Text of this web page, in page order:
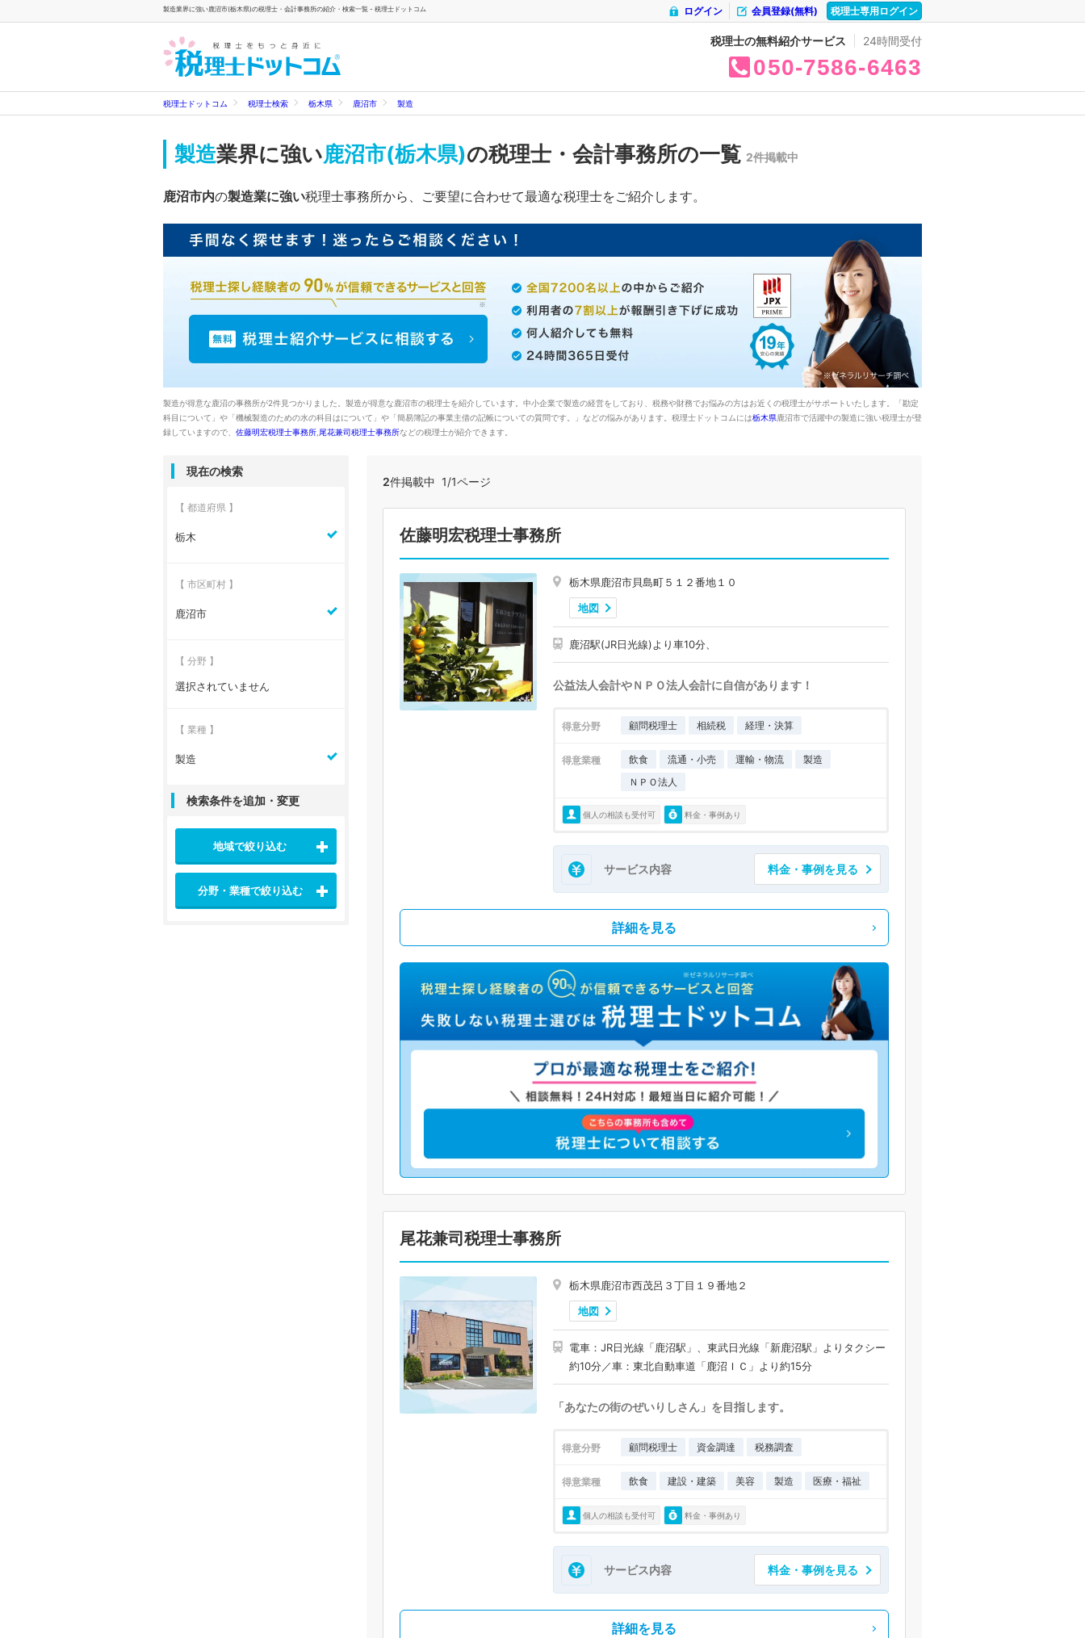
製造業界に強い鹿沼市(栃木県)の税理士・会計事務所の紹介・検索一覧 - 税理士ドットコム 税理士専用ログイン
会員登録(無料)
ログイン
税理士の無料紹介サービス 24時間受付
050 7586 6463
税理士ドットコム 税理士検索 栃木県 鹿沼市 製造
製造業界に強い鹿沼市(栃木県)の税理士・会計事務所の一覧 2件掲載中
鹿沼市内の製造業に強い税理士事務所から、ご要望に合わせて最適な税理士をご紹介します。
製造が得意な鹿沼の事務所が2件見つかりました。製造が得意な鹿沼市の税理士を紹介しています。中小企業で製造の経営をしており、税務や財務でお悩みの方はお近くの税理士がサポートいたします。「勘定
科目について」や「機械製造のための水の科目はについて」や「簡易簿記の事業主借の記帳についての質問です。」などの悩みがあります。税理士ドットコムには栃木県鹿沼市で活躍中の製造に強い税理士が登
録していますので、 佐藤明宏税理士事務所 尾花兼司税理士事務所などの税理士が紹介できます。
2件掲載中 1/1ページ
佐藤明宏税理士事務所
栃木県鹿沼市貝島町５１２番地１０
地図
鹿沼駅(JR日光線)より車10分、
公益法人会計やＮＰＯ法人会計に自信があります！
得意分野 顧問税理士 相続税 経理・決算
得意業種 飲食 流通・小売 運輸・物流
製造
ＮＰＯ法人
個人の相談も受付可 料金・事例あり
サービス内容 料金・事例を見る
詳細を見る
尾花兼司税理士事務所
栃木県鹿沼市西茂呂３丁目１９番地２
地図
電車：JR日光線「鹿沼駅」、東武日光線「新鹿沼駅」よりタクシー
約10分／車：東北自動車道「鹿沼ＩＣ」より約15分
「あなたの街のぜいりしさん」を目指します。
得意分野 顧問税理士 資金調達 税務調査
得意業種 飲食 建設・建築 美容 製造 医療・福祉
個人の相談も受付可 料金・事例あり
サービス内容 料金・事例を見る
詳細を見る
現在の検索
【 都道府県 】
栃木
【 市区町村 】
鹿沼市
【 分野 】
選択されていません
【 業種 】
製造
検索条件を追加・変更
地域で絞り込む
分野・業種で絞り込む